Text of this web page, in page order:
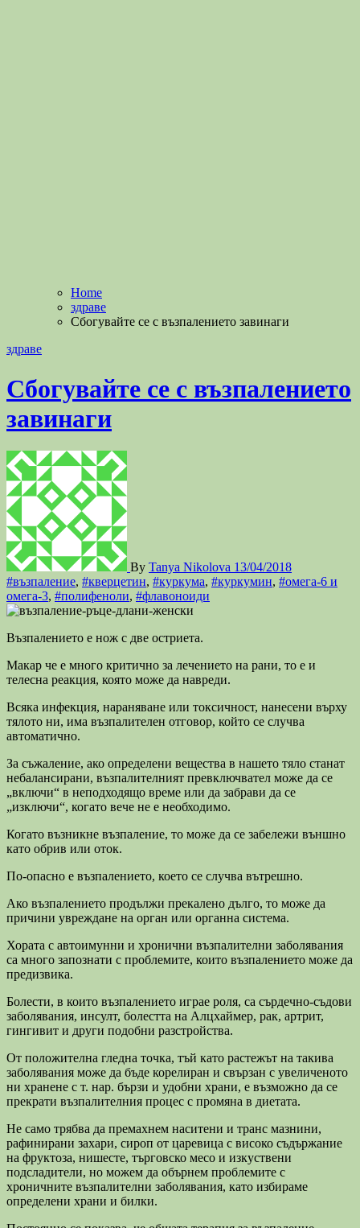
Home
здраве
Сбогувайте се с възпалението завинаги
здраве
Сбогувайте се с възпалението
завинаги
By Tanya Nikolova 13/04/2018
#възпаление, #кверцетин, #куркума, #куркумин, #омега-6 и
омега-3, #полифеноли, #флавоноиди
Възпалението е нож с две остриета.
Макар че е много критично за лечението на рани, то е и
телесна реакция, която може да навреди.
Всяка инфекция, нараняване или токсичност, нанесени върху
тялото ни, има възпалителен отговор, който се случва
автоматично.
За съжаление, ако определени вещества в нашето тяло станат
небалансирани, възпалителният превключвател може да се
„включи“ в неподходящо време или да забрави да се
„изключи“, когато вече не е необходимо.
Когато възникне възпаление, то може да се забележи външно
като обрив или оток.
По-опасно е възпалението, което се случва вътрешно.
Ако възпалението продължи прекалено дълго, то може да
причини увреждане на орган или органна система.
Хората с автоимунни и хронични възпалителни заболявания
са много запознати с проблемите, които възпалението може да
предизвика.
Болести, в които възпалението играе роля, са сърдечно-съдови
заболявания, инсулт, болестта на Алцхаймер, рак, артрит,
гингивит и други подобни разстройства.
От положителна гледна точка, тъй като растежът на такива
заболявания може да бъде корелиран и свързан с увеличеното
ни хранене с т. нар. бързи и удобни храни, е възможно да се
прекрати възпалителния процес с промяна в диетата.
Не само трябва да премахнем наситени и транс мазнини,
рафинирани захари, сироп от царевица с високо съдържание
на фруктоза, нишесте, търговско месо и изкуствени
подсладители, но можем да обърнем проблемите с
хроничните възпалителни заболявания, като избираме
определени храни и билки.